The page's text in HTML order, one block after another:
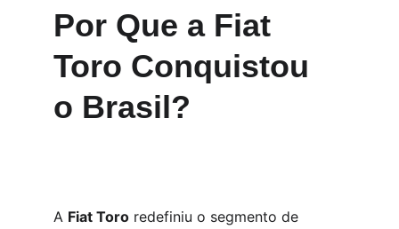
Por Que a Fiat
Toro Conquistou
o Brasil?
A Fiat Toro redefiniu o segmento de